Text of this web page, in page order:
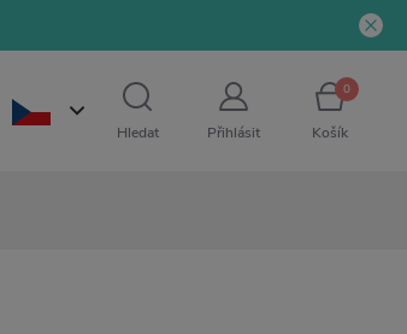
Hledat Přihlásit
0
Košík